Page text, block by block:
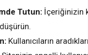
Tutun: İçeriğinizin
Kullanıcıların